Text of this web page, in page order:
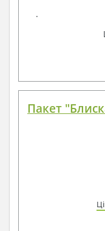
.
Пакет